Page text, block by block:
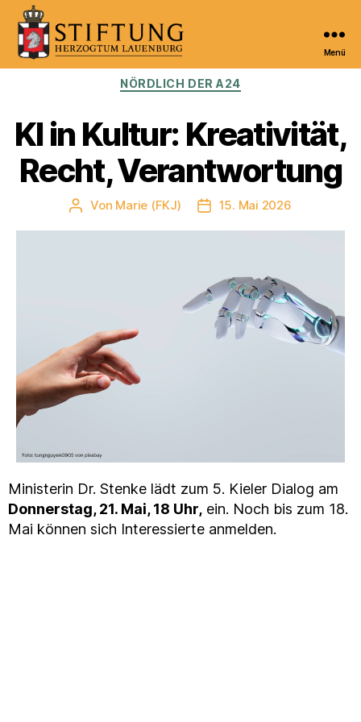
Kulturportal
Herzogtum
Lauenburg
Menü
Kategorien
NÖRDLICH DER A24
KI in Kultur: Kreativität,
Recht, Verantwortung
Beitragsautor
Von Marie (FKJ) Veröffentlichungsdatum
15. Mai 2026
Ministerin Dr. Stenke lädt zum 5. Kieler Dialog am
Donnerstag, 21. Mai, 18 Uhr, ein. Noch bis zum 18.
Mai können sich Interessierte anmelden.